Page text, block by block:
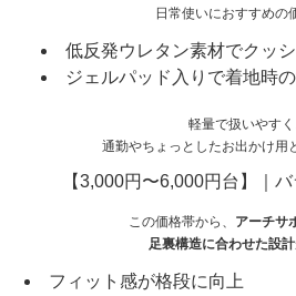
日常使いにおすすめの
低反発ウレタン素材でクッ
ジェルパッド入りで着地時
軽量で扱いやすく
通勤やちょっとしたお出かけ用
【3,000円〜6,000円台】｜
この価格帯から、 アーチサ
足裏構造に合わせた設計
フィット感が格段に向上